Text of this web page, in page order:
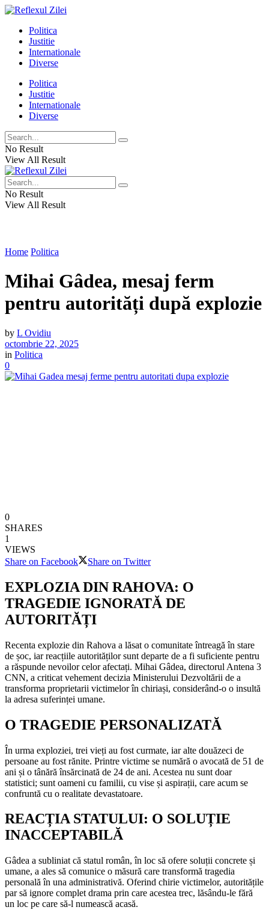
Politica
Justitie
Internationale
Diverse
Politica
Justitie
Internationale
Diverse
No Result
View All Result
No Result
View All Result
Home Politica
Mihai Gâdea, mesaj ferm
pentru autorități după explozie
by L Ovidiu
octombrie 22, 2025
in Politica
0
0
SHARES
1
VIEWS
Share on Facebook
Share on Twitter
EXPLOZIA DIN RAHOVA: O
TRAGEDIE IGNORATĂ DE
AUTORITĂȚI
Recenta explozie din Rahova a lăsat o comunitate întreagă în stare
de șoc, iar reacțiile autorităților sunt departe de a fi suficiente pentru
a răspunde nevoilor celor afectați. Mihai Gâdea, directorul Antena 3
CNN, a criticat vehement decizia Ministerului Dezvoltării de a
transforma proprietarii victimelor în chiriași, considerând-o o insultă
la adresa suferinței umane.
O TRAGEDIE PERSONALIZATĂ
În urma exploziei, trei vieți au fost curmate, iar alte douăzeci de
persoane au fost rănite. Printre victime se numără o avocată de 51 de
ani și o tânără însărcinată de 24 de ani. Acestea nu sunt doar
statistici; sunt oameni cu familii, cu vise și aspirații, care acum se
confruntă cu o realitate devastatoare.
REACȚIA STATULUI: O SOLUȚIE
INACCEPTABILĂ
Gâdea a subliniat că statul român, în loc să ofere soluții concrete și
umane, a ales să comunice o măsură care transformă tragedia
personală în una administrativă. Oferind chirie victimelor, autoritățile
par să ignore complet drama prin care acestea trec, lăsându-le fără
un loc pe care să-l numească acasă.